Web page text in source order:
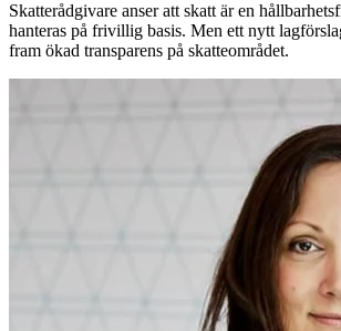
Skatterådgivare anser att skatt är en
hanteras på frivillig basis. Men ett nytt
fram ökad transparens på skatteområdet.